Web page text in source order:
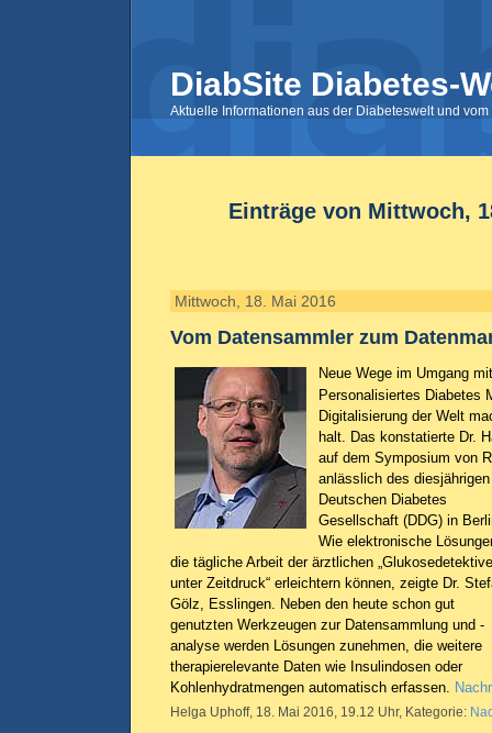
DiabSite Diabetes-
Aktuelle Informationen aus der Diabeteswelt und
Einträge von Mittwoch,
Mittwoch, 18. Mai 2016
Vom Datensammler zum
Neue Wege im Umgang
Personalisiertes Diabetes
Digitalisierung der Welt
halt. Das konstatierte Dr.
auf dem Symposium von
anlässlich des
Deutschen Diabetes
Gesellschaft (DDG) in
Wie elektronische
die tägliche Arbeit der ärztlichen „Glukosedetektive
unter Zeitdruck“ erleichtern können, zeigte Dr.
Gölz, Esslingen. Neben den heute schon gut
genutzten Werkzeugen zur Datensammlung und -
analyse werden Lösungen zunehmen, die weitere
therapierelevante Daten wie Insulindosen oder
Kohlenhydratmengen automatisch erfassen.
Helga Uphoff, 18. Mai 2016, 19.12 Uhr, Kategorie: